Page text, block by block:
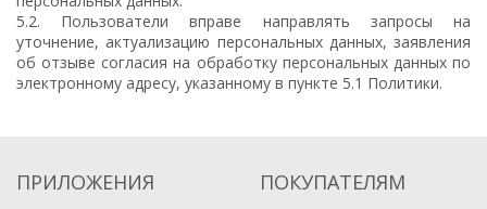
5.2. Пользователи вправе направлять запросы на
уточнение, актуализацию персональных данных, заявления
об отзыве согласия на обработку персональных данных по
электронному адресу, указанному в пункте 5.1 Политики.
ПРИЛОЖЕНИЯ ПОКУПАТЕЛЯМ